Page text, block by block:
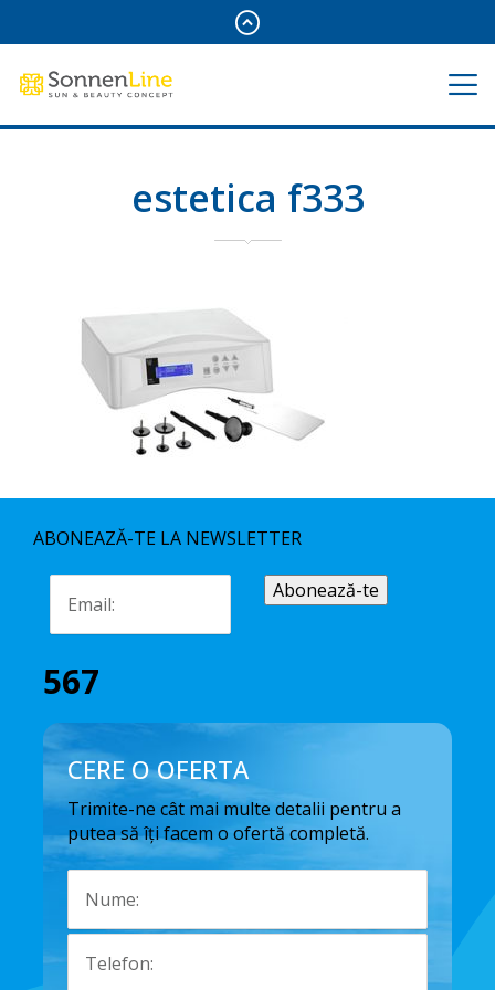
estetica f333
ABONEAZĂ-TE LA NEWSLETTER
567
CERE O OFERTA
Trimite-ne cât mai multe detalii pentru a
putea să îți facem o ofertă completă.